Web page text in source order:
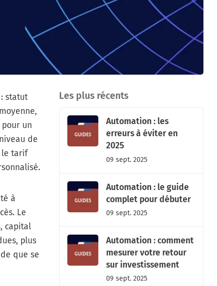
statut
pour un
de
le tarif
à
Le
capital
plus
que se
Les plus récents
Automation : les
erreurs à éviter en
2025
09 sept. 2025
Automation : le guide
complet pour débuter
09 sept. 2025
Automation : comment
mesurer votre retour
sur investissement
09 sept. 2025